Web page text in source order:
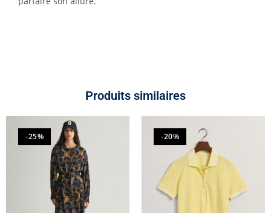
Produits similaires
-25% -20%